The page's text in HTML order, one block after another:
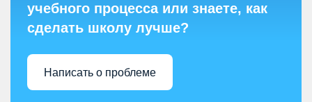
учебного процесса или знаете, как
сделать школу лучше?
Написать о проблеме